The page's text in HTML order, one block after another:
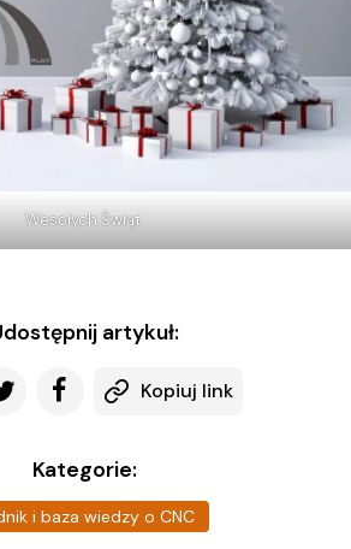
Wesołych Świąt
artykuł:
Kopiuj link
Kategorie:
i baza wiedzy o CNC